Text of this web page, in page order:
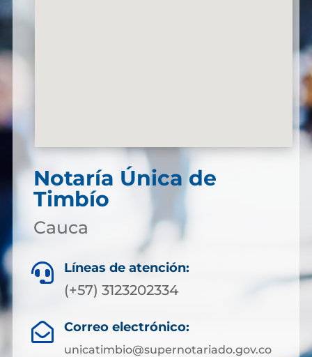
Notaría Única de
Timbío
Cauca
 Líneas de atención:
(+57) 3123202334
 Correo electrónico:
unicatimbio@supernotariado.gov.co